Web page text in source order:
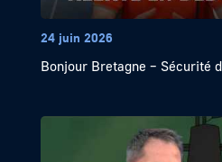
24 juin 2026
Bonjour Bretagne – Sécurité